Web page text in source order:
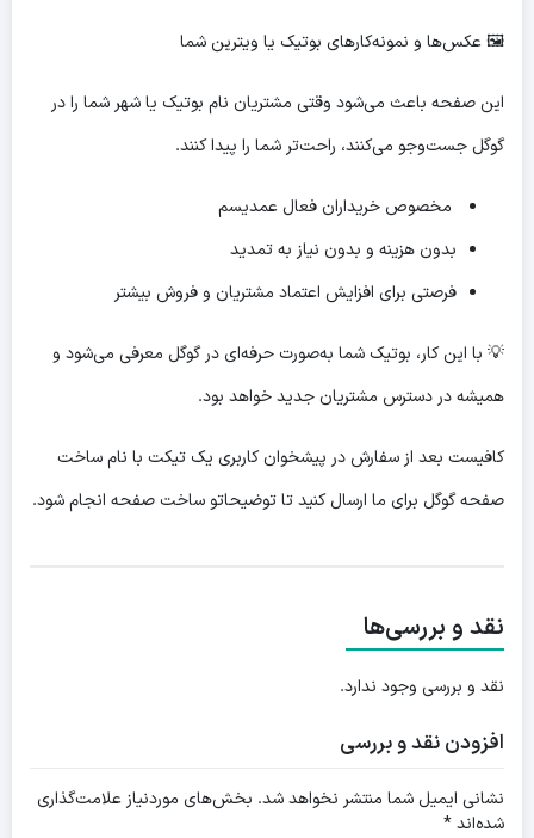
🖼 عکس‌ها و نمونه‌کارهای بوتیک یا ویترین شما
این صفحه باعث می‌شود وقتی مشتریان نام بوتیک یا شهر شما را در
گوگل جست‌وجو می‌کنند، راحت‌تر شما را پیدا کنند.
مخصوص خریداران فعال عمدیسم
بدون هزینه و بدون نیاز به تمدید
فرصتی برای افزایش اعتماد مشتریان و فروش بیشتر
💡 با این کار، بوتیک شما به‌صورت حرفه‌ای در گوگل معرفی می‌شود و
همیشه در دسترس مشتریان جدید خواهد بود.
کافیست بعد از سفارش در پیشخوان کاربری یک تیکت با نام ساخت
صفحه گوگل برای ما ارسال کنید تا توضیحاتو ساخت صفحه انجام شود.
نقد و بررسی‌ها
نقد و بررسی وجود ندارد.
افزودن نقد و بررسی
نشانی ایمیل شما منتشر نخواهد شد. بخش‌های موردنیاز علامت‌گذاری
شده‌اند*